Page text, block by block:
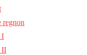
regnon
I
II